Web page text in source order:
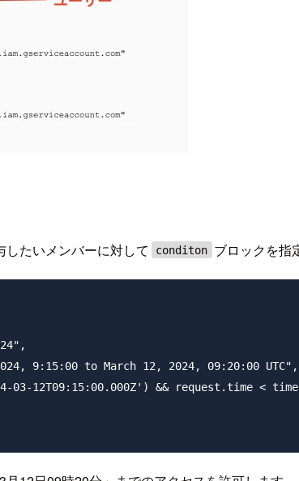
たいメンバーに対して conditon ブロックを指
9:15:00 to March 12, 2024, 09:20:00 UTC",
03-12T09:15:00.000Z') && request.time <